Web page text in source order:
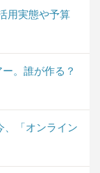
用実態や予算
。誰が作る？
、「オンライン